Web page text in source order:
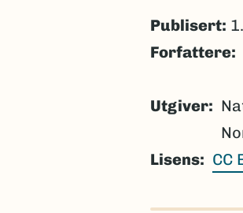
Publisert:
Forfattere
Utgiver
Lisens
CC